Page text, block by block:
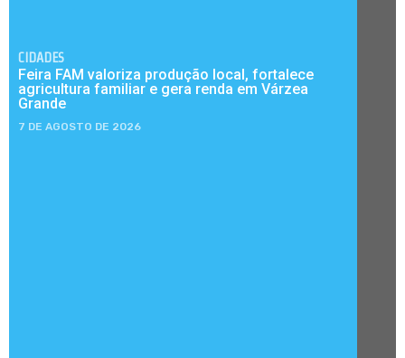
CIDADES
Feira FAM valoriza produção local, fortalece
agricultura familiar e gera renda em Várzea
Grande
7 DE AGOSTO DE 2026